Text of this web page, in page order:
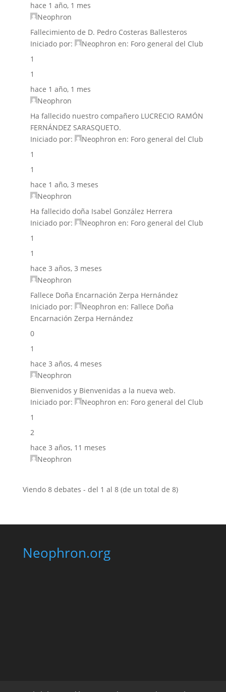
hace 1 año, 1 mes
Neophron
Fallecimiento de D. Pedro Costeras Ballesteros
Iniciado por:
Neophron en: Foro general del Club
1
1
hace 1 año, 1 mes
Neophron
Ha fallecido nuestro compañero LUCRECIO RAMÓN
FERNÁNDEZ SARASQUETO.
Iniciado por:
Neophron en: Foro general del Club
1
1
hace 1 año, 3 meses
Neophron
Ha fallecido doña Isabel González Herrera
Iniciado por:
Neophron en: Foro general del Club
1
1
hace 3 años, 3 meses
Neophron
Fallece Doña Encarnación Zerpa Hernández
Iniciado por:
Neophron en: Fallece Doña
Encarnación Zerpa Hernández
0
1
hace 3 años, 4 meses
Neophron
Bienvenidos y Bienvenidas a la nueva web.
Iniciado por:
Neophron en: Foro general del Club
1
2
hace 3 años, 11 meses
Neophron
Viendo 8 debates - del 1 al 8 (de un total de 8)
Neophron.org